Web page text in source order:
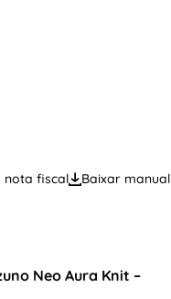
nota fiscal Baixar manual
Neo Aura Knit –